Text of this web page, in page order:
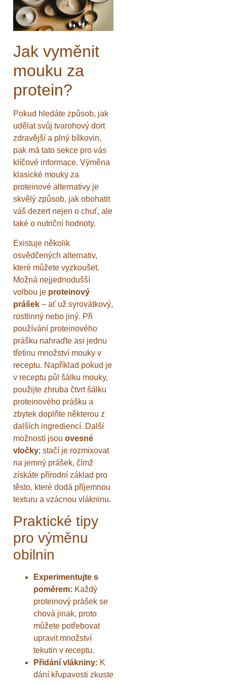
Jak vyměnit
mouku za
protein?
Pokud hledáte způsob, jak
udělat svůj tvarohový dort
zdravější a plný bílkovin,
pak má tato sekce pro vás
klíčové informace. Výměna
klasické mouky za
proteinové alternativy je
skvělý způsob, jak obohatit
váš dezert nejen o chuť, ale
také o nutriční hodnoty.
Existuje několik
osvědčených alternativ,
které můžete vyzkoušet.
Možná nejjednodušší
volbou je proteinový
prášek – ať už syrovátkový,
rostlinný nebo jiný. Při
používání proteinového
prášku nahraďte asi jednu
třetinu množství mouky v
receptu. Například pokud je
v receptu půl šálku mouky,
použijte zhruba čtvrt šálku
proteinového prášku a
zbytek doplňte některou z
dalších ingrediencí. Další
možností jsou ovesné
vločky; stačí je rozmixovat
na jemný prášek, čímž
získáte přírodní základ pro
těsto, které dodá příjemnou
texturu a vzácnou vlákninu.
Praktické tipy
pro výměnu
obilnin
Experimentujte s
poměrem: Každý
proteinový prášek se
chová jinak, proto
můžete potřebovat
upravit množství
tekutin v receptu.
Přidání vlákniny: K
dání křupavosti zkuste